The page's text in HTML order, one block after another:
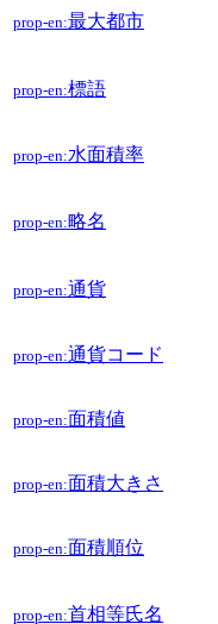
prop-en:最大都市
prop-en:標語
prop-en:水面積率
prop-en:略名
prop-en:通貨
prop-en:通貨コード
prop-en:面積値
prop-en:面積大きさ
prop-en:面積順位
prop-en:首相等氏名